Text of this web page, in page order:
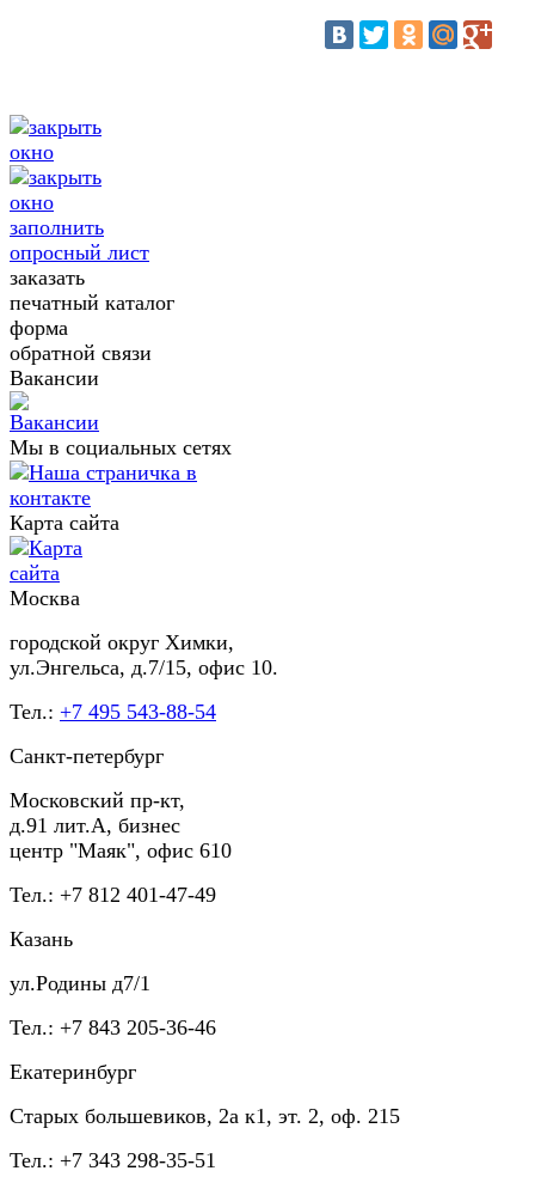
заполнить
опросный лист
заказать
печатный каталог
форма
обратной связи
Вакансии
Мы в социальных сетях
Карта сайта
Москва
городской округ Химки,
ул.Энгельса, д.7/15, офис 10.
Тел.: +7 495 543-88-54
Санкт-петербург
Московский пр-кт,
д.91 лит.А, бизнес
центр "Маяк", офис 610
Тел.: +7 812 401-47-49
Казань
ул.Родины д7/1
Тел.: +7 843 205-36-46
Екатеринбург
Старых большевиков, 2а к1, эт. 2, оф. 215
Тел.: +7 343 298-35-51